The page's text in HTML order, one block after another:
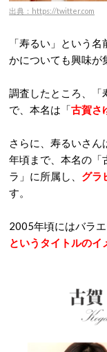
出典：https://twitter.com
「寿るい」という
かについても興味が
調査したところ、「
で、本名は「古賀さ
さらに、寿るいさ
年頃まで、本名の「
ラ」に所属し、 グラ
す。
2005年頃にはバラエ
というタイトルの